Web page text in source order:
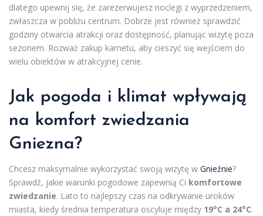
dlatego upewnij się, że zarezerwujesz noclegi z wyprzedzeniem,
zwłaszcza w pobliżu centrum. Dobrze jest również sprawdzić
godziny otwarcia atrakcji oraz dostępność, planując wizytę poza
sezonem. Rozważ zakup karnetu, aby cieszyć się wejściem do
wielu obiektów w atrakcyjnej cenie.
Jak pogoda i klimat wpływają
na komfort zwiedzania
Gniezna?
Chcesz maksymalnie wykorzystać swoją wizytę w Gnieźnie?
Sprawdź, jakie warunki pogodowe zapewnią Ci komfortowe
zwiedzanie. Lato to najlepszy czas na odkrywanie uroków
miasta, kiedy średnia temperatura oscyluje między 19°C a 24°C.